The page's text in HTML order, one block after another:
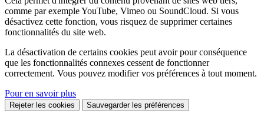
comme par exemple YouTube, Vimeo ou SoundCloud. Si vous
désactivez cette fonction, vous risquez de supprimer certaines
fonctionnalités du site web.
La désactivation de certains cookies peut avoir pour conséquence
que les fonctionnalités connexes cessent de fonctionner
correctement. Vous pouvez modifier vos préférences à tout moment.
Pour en savoir plus
Rejeter les cookies Sauvegarder les préférences